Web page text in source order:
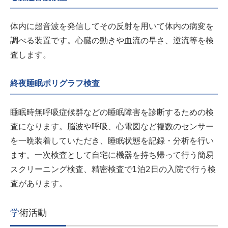
体内に超音波を発信してその反射を用いて体内の病変を
調べる装置です。心臓の動きや血流の早さ、逆流等を検
査します。
終夜睡眠ポリグラフ検査
睡眠時無呼吸症候群などの睡眠障害を診断するための検
査になります。脳波や呼吸、心電図など複数のセンサー
を一晩装着していただき、睡眠状態を記録・分析を行い
ます。一次検査として自宅に機器を持ち帰って行う簡易
スクリーニング検査、精密検査で1泊2日の入院で行う検
査があります。
学術活動